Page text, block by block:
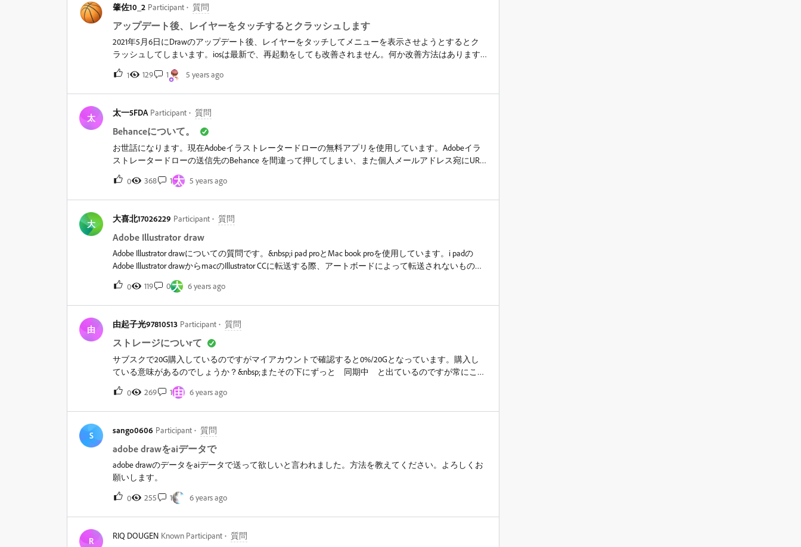
肇佐10_2 Participant 質問
アップデート後、レイヤーをタッチするとクラッシュします
2021年5月6日にDrawのアップデート後、レイヤーをタッチしてメニューを表示させようとするとク
ラッシュしてしまいます。iosは最新で、再起動をしても改善されません。何か改善方法はあります
でしょうか。
1
129 1 5 years ago
太
太一5FDA Participant 質問
Behanceについて。
お世話になります。現在Adobeイラストレータードローの無料アプリを使用しています。Adobeイラ
ストレータードローの送信先のBehance を間違って押してしまい、また個人メールアドレス宛にURL
が送信となっていましたが、来ていません。その画面に[了解、確認しました]というボタンがありク
リックしても何も動きませんでした。この捜査によりbehance上に作品が公開されることはあるので
しょうか。またAdobeのアカウントを持っていればBehanceとも同期されるのでしょうか。ちなみに
0 368 1太 5 years ago
大
大喜北17026229 Participant 質問
Adobe Illustrator draw
Adobe Illustrator drawについての質問です。&nbsp;i pad proとMac book proを使用しています。i padの
Adobe Illustrator drawからmacのIllustrator CCに転送する際、アートボードによって転送されないもの
が、あります。&nbsp;今までにも接続が悪く転送に時間がかかるなど、時間が経つと一気に今まで数
度転送したものが反映されるなどの経験はありますが、現時点、送れるアートボードと送れないア
ートボードがあります。アートボードの内容が複雑なものだけ転送できていません。そういった場
0 119 0大 6 years ago
由
由起子光97810513 Participant 質問
ストレージについrて
サブスクで20G購入しているのですがマイアカウントで確認すると0%/20Gとなっています。購入し
ている意味があるのでしょうか？&nbsp;またその下にずっと 同期中 と出ているのですが常にこの
ような表示で問題ないのでしょうか。
0
269 1由 6 years ago
S
sango0606 Participant 質問
adobe drawをaiデータで
adobe drawのデータをaiデータで送って欲しいと言われました。方法を教えてください。よろしくお
願いします。
0 255 1 6 years ago
R
RIQ DOUGEN Known Participant 質問